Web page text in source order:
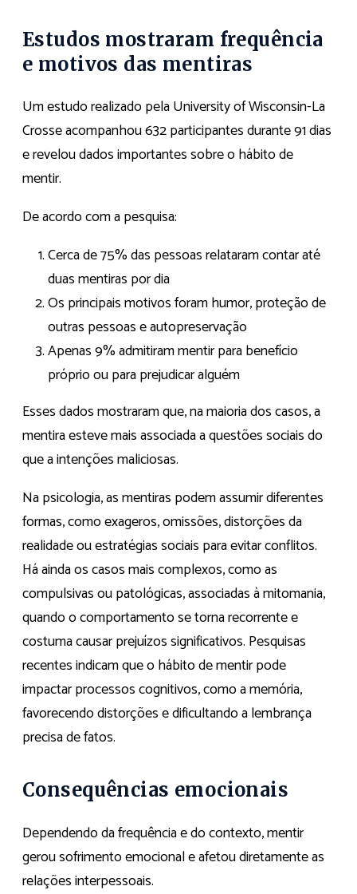
Estudos mostraram frequência
e motivos das mentiras
Um estudo realizado pela University of Wisconsin-La
Crosse acompanhou 632 participantes durante 91 dias
e revelou dados importantes sobre o hábito de
mentir.
De acordo com a pesquisa:
Cerca de 75% das pessoas relataram contar até
duas mentiras por dia
Os principais motivos foram humor, proteção de
outras pessoas e autopreservação
Apenas 9% admitiram mentir para benefício
próprio ou para prejudicar alguém
Esses dados mostraram que, na maioria dos casos, a
mentira esteve mais associada a questões sociais do
que a intenções maliciosas.
Na psicologia, as mentiras podem assumir diferentes
formas, como exageros, omissões, distorções da
realidade ou estratégias sociais para evitar conflitos.
Há ainda os casos mais complexos, como as
compulsivas ou patológicas, associadas à mitomania,
quando o comportamento se torna recorrente e
costuma causar prejuízos significativos. Pesquisas
recentes indicam que o hábito de mentir pode
impactar processos cognitivos, como a memória,
favorecendo distorções e dificultando a lembrança
precisa de fatos.
Consequências emocionais
Dependendo da frequência e do contexto, mentir
gerou sofrimento emocional e afetou diretamente as
relações interpessoais.